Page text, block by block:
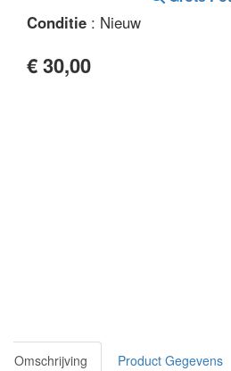
Conditie : Nieuw
€ 30,00
Omschrijving Product Gegevens